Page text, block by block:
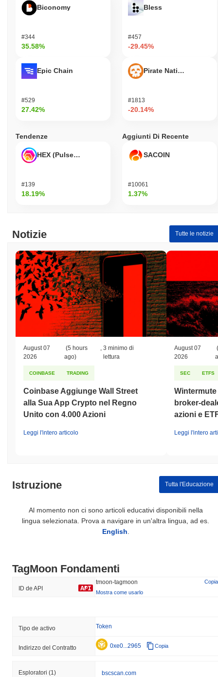
Biconomy
#344
35.58%
Epic Chain
#529
27.42%
Bless
#457
-29.45%
Pirate Nation Token
#1813
-20.14%
Tendenze
HEX (Pulsechain)
#139
18.19%
Aggiunti Di Recente
SACOIN
#10061
1.37%
Notizie Tutte le notizie
August 07
2026
(5 hours
ago)
,3 minimo di
lettura
COINBASE TRADING
Coinbase Aggiunge Wall Street
alla Sua App Crypto nel Regno
Unito con 4.000 Azioni
Leggi l'intero articolo
August 07
2026
SEC ETFS
broker-
azioni e
Leggi l'intero
Istruzione Tutta l'Educazione
Al momento non ci sono articoli educativi disponibili nella
lingua selezionata. Prova a navigare in un'altra lingua, ad es.
English
TagMoon Fondamenti
ID de API
tmoon-tagmoon
Copia
Mostra come usarlo
Tipo de activo Token
Indirizzo del Contratto 0xe0...2965 Copia
Esploratori (1) bscscan.com